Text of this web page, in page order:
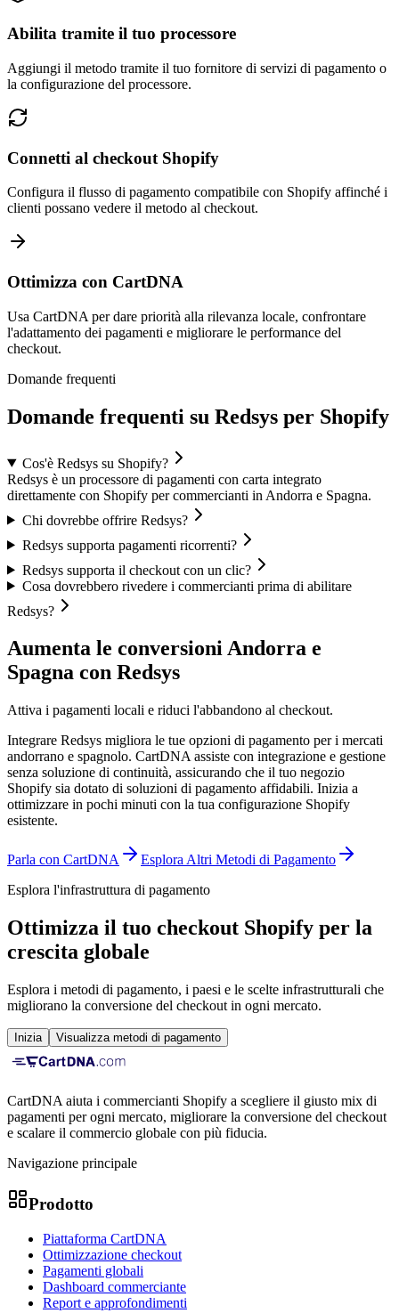
Abilita tramite il tuo processore
Aggiungi il metodo tramite il tuo fornitore di servizi di pagamento o
la configurazione del processore.
Connetti al checkout Shopify
Configura il flusso di pagamento compatibile con Shopify affinché i
clienti possano vedere il metodo al checkout.
Ottimizza con CartDNA
Usa CartDNA per dare priorità alla rilevanza locale, confrontare
l'adattamento dei pagamenti e migliorare le performance del
checkout.
Domande frequenti
Domande frequenti su Redsys per Shopify
Cos'è Redsys su Shopify?
Redsys è un processore di pagamenti con carta integrato
direttamente con Shopify per commercianti in Andorra e Spagna.
Chi dovrebbe offrire Redsys?
Redsys supporta pagamenti ricorrenti?
Redsys supporta il checkout con un clic?
Cosa dovrebbero rivedere i commercianti prima di abilitare
Redsys?
Aumenta le conversioni Andorra e
Spagna con Redsys
Attiva i pagamenti locali e riduci l'abbandono al checkout.
Integrare Redsys migliora le tue opzioni di pagamento per i mercati
andorrano e spagnolo. CartDNA assiste con integrazione e gestione
senza soluzione di continuità, assicurando che il tuo negozio
Shopify sia dotato di soluzioni di pagamento affidabili. Inizia a
ottimizzare in pochi minuti con la tua configurazione Shopify
esistente.
Parla con CartDNA
Esplora Altri Metodi di Pagamento
Esplora l'infrastruttura di pagamento
Ottimizza il tuo checkout Shopify per la
crescita globale
Esplora i metodi di pagamento, i paesi e le scelte infrastrutturali che
migliorano la conversione del checkout in ogni mercato.
Inizia Visualizza metodi di pagamento
CartDNA aiuta i commercianti Shopify a scegliere il giusto mix di
pagamenti per ogni mercato, migliorare la conversione del checkout
e scalare il commercio globale con più fiducia.
Navigazione principale
Prodotto
Piattaforma CartDNA
Ottimizzazione checkout
Pagamenti globali
Dashboard commerciante
Report e approfondimenti